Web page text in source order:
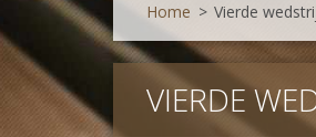
Home > Vierde
VIERDE